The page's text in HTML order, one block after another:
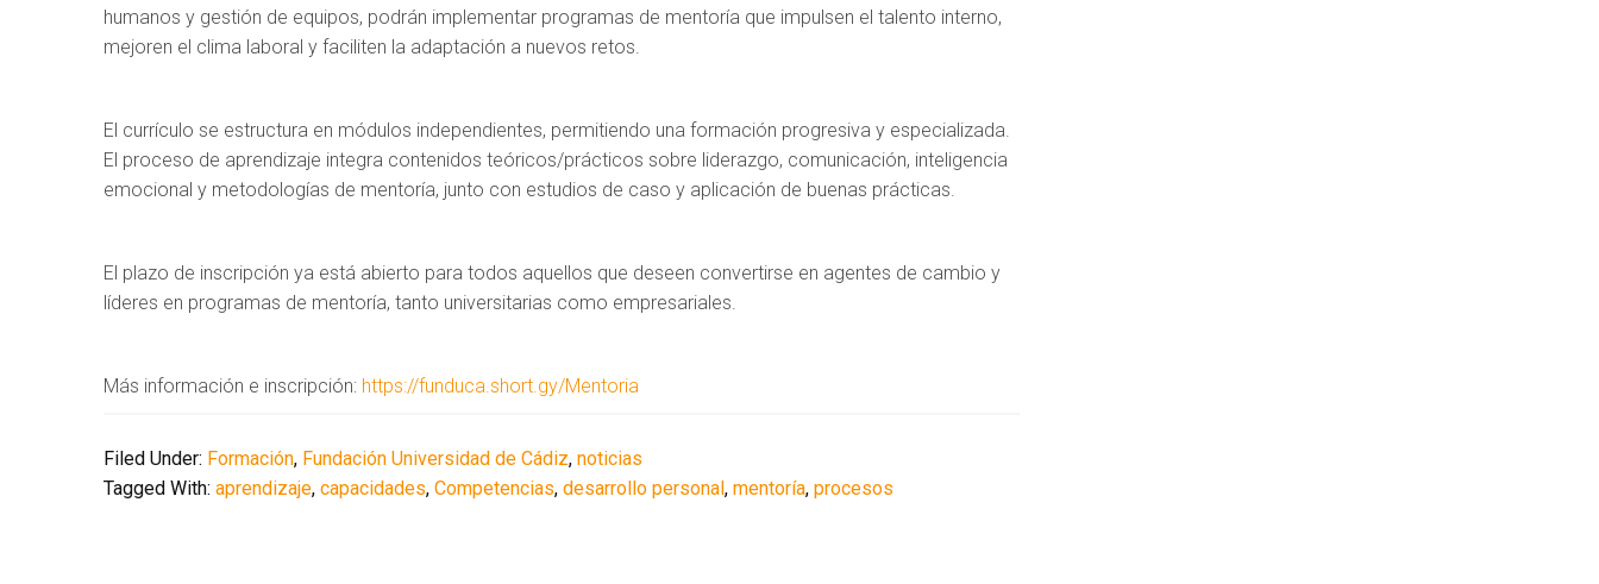
humanos y gestión de equipos, podrán implementar programas de mentoría que impulsen el talento interno,
mejoren el clima laboral y faciliten la adaptación a nuevos retos.
El currículo se estructura en módulos independientes, permitiendo una formación progresiva y especializada.
El proceso de aprendizaje integra contenidos teóricos/prácticos sobre liderazgo, comunicación, inteligencia
emocional y metodologías de mentoría, junto con estudios de caso y aplicación de buenas prácticas.
El plazo de inscripción ya está abierto para todos aquellos que deseen convertirse en agentes de cambio y
líderes en programas de mentoría, tanto universitarias como empresariales.
Más información e inscripción: https://funduca.short.gy/Mentoria
Filed Under: Formación, Fundación Universidad de Cádiz, noticias
Tagged With: aprendizaje, capacidades, Competencias, desarrollo personal, mentoría, procesos